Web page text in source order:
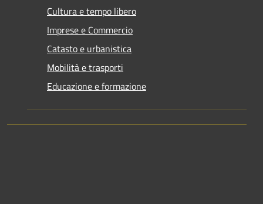
Cultura e tempo libero
Imprese e Commercio
Catasto e urbanistica
Mobilità e trasporti
Educazione e formazione